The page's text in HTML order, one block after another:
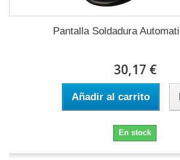
Pantalla Soldadura
30,17 €
Añadir al carrito
En stock